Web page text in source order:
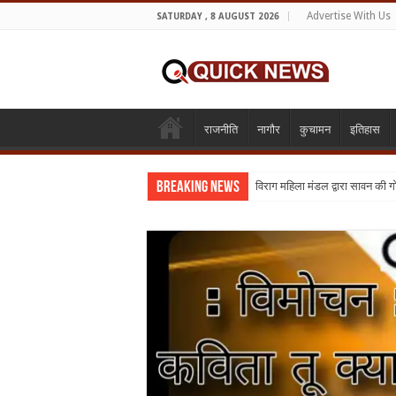
SATURDAY , 8 AUGUST 2026 Advertise With Us
राजनीति नागौर कुचामन इतिहास
Breaking News विराग महिला मंडल द्वारा सावन
शिक्षा का व्यवसायीकरण क्यों : तो